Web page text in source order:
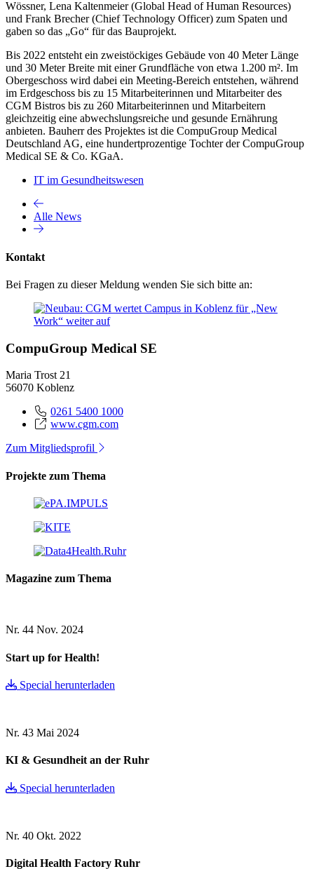
Wössner, Lena Kaltenmeier (Global Head of Human Resources)
und Frank Brecher (Chief Technology Officer) zum Spaten und
gaben so das „Go“ für das Bauprojekt.
Bis 2022 entsteht ein zweistöckiges Gebäude von 40 Meter Länge
und 30 Meter Breite mit einer Grundfläche von etwa 1.200 m². Im
Obergeschoss wird dabei ein Meeting-Bereich entstehen, während
im Erdgeschoss bis zu 15 Mitarbeiterinnen und Mitarbeiter des
CGM Bistros bis zu 260 Mitarbeiterinnen und Mitarbeitern
gleichzeitig eine abwechslungsreiche und gesunde Ernährung
anbieten. Bauherr des Projektes ist die CompuGroup Medical
Deutschland AG, eine hundertprozentige Tochter der CompuGroup
Medical SE & Co. KGaA.
IT im Gesundheitswesen
Alle News
Kontakt
Bei Fragen zu dieser Meldung wenden Sie sich bitte an:
CompuGroup Medical SE
Maria Trost 21
56070 Koblenz
0261 5400 1000
www.cgm.com
Zum Mitgliedsprofil
Projekte zum Thema
Magazine zum Thema
Nr. 44 Nov. 2024
Start up for Health!
Special herunterladen
Nr. 43 Mai 2024
KI & Gesundheit an der Ruhr
Special herunterladen
Nr. 40 Okt. 2022
Digital Health Factory Ruhr